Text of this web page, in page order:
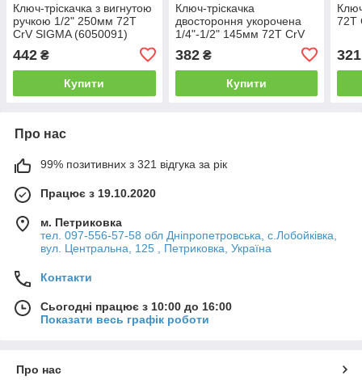
Ключ-тріскачка з вигнутою
ручкою 1/2" 250мм 72T
CrV SIGMA (6050091)
442 ₴
Купити
Ключ-тріскачка
двостороння укорочена
1/4"-1/2" 145мм 72T CrV
382₴
Купити
72T
321
Про нас
99% позитивних з 321 відгука за рік
Працює з 19.10.2020
м. Петриковка
тел. 097-556-57-58 обл Дніпропетровська, с.Лобойківка,
вул. Центральна, 125 , Петриковка, Україна
Контакти
Сьогодні працює з 10:00 до 16:00
Показати весь графік роботи
Про нас